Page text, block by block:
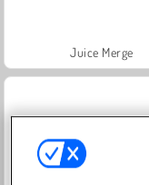
Juice Merge